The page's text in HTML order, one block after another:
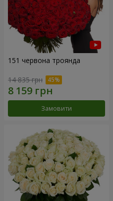
151 червона троянда
14 835 грн
Замовити